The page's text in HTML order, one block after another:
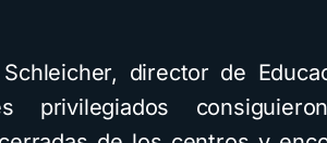
director de
privilegiados